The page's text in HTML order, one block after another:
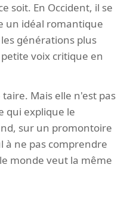
soit. En Occident, il se
un idéal romantique
générations plus
voix critique en
Mais elle n'est pas
qui explique le
sur un promontoire
à ne pas comprendre
monde veut la même